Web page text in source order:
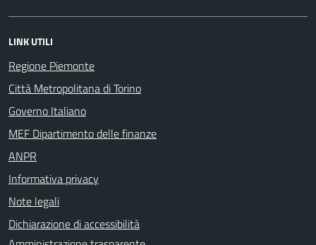
LINK UTILI
Regione Piemonte
Città Metropolitana di Torino
Governo Italiano
MEF Dipartimento delle finanze
ANPR
Informativa privacy
Note legali
Dichiarazione di accessibilità